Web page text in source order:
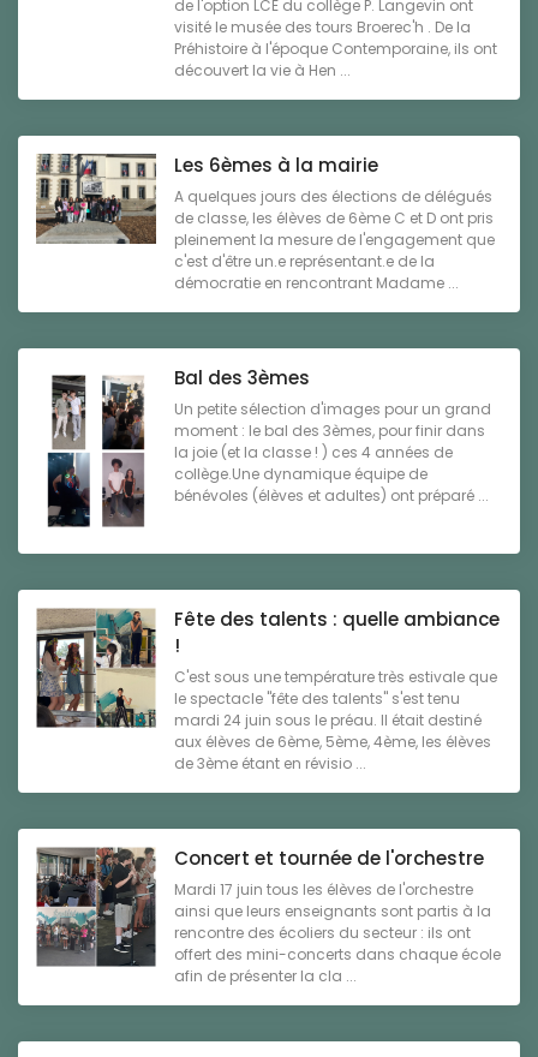
de l'option LCE du collège P. Langevin ont
visité le musée des tours Broerec'h . De la
Préhistoire à l'époque Contemporaine, ils ont
découvert la vie à Hen ...
Les 6èmes à la mairie
A quelques jours des élections de délégués
de classe, les élèves de 6ème C et D ont pris
pleinement la mesure de l'engagement que
c'est d'être un.e représentant.e de la
démocratie en rencontrant Madame ...
Bal des 3èmes
Un petite sélection d'images pour un grand
moment : le bal des 3èmes, pour finir dans
la joie (et la classe ! ) ces 4 années de
collège.Une dynamique équipe de
bénévoles (élèves et adultes) ont préparé ...
Fête des talents : quelle ambiance
!
C'est sous une température très estivale que
le spectacle "fête des talents" s'est tenu
mardi 24 juin sous le préau. Il était destiné
aux élèves de 6ème, 5ème, 4ème, les élèves
de 3ème étant en révisio ...
Concert et tournée de l'orchestre
Mardi 17 juin tous les élèves de l'orchestre
ainsi que leurs enseignants sont partis à la
rencontre des écoliers du secteur : ils ont
offert des mini-concerts dans chaque école
afin de présenter la cla ...